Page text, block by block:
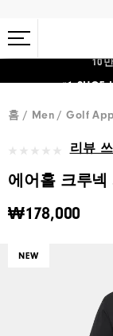
10
홈 Men Golf
리뷰 쓰
에어홀 크루넥
₩178,000
NEW